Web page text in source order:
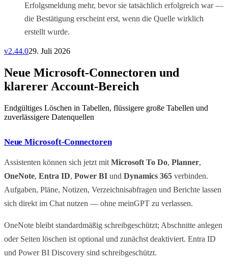
Erfolgsmeldung mehr, bevor sie tatsächlich erfolgreich war —
die Bestätigung erscheint erst, wenn die Quelle wirklich
erstellt wurde.
v2.44.029. Juli 2026
Neue Microsoft-Connectoren und
klarerer Account-Bereich
Endgültiges Löschen in Tabellen, flüssigere große Tabellen und
zuverlässigere Datenquellen
Neue Microsoft-Connectoren
Assistenten können sich jetzt mit Microsoft To Do, Planner,
OneNote, Entra ID, Power BI und Dynamics 365 verbinden.
Aufgaben, Pläne, Notizen, Verzeichnisabfragen und Berichte lassen
sich direkt im Chat nutzen — ohne meinGPT zu verlassen.
OneNote bleibt standardmäßig schreibgeschützt; Abschnitte anlegen
oder Seiten löschen ist optional und zunächst deaktiviert. Entra ID
und Power BI Discovery sind schreibgeschützt.